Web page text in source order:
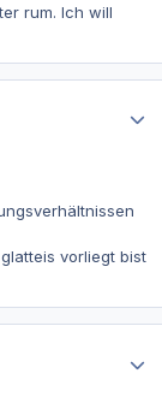
rum. Ich will
vorliegt bist